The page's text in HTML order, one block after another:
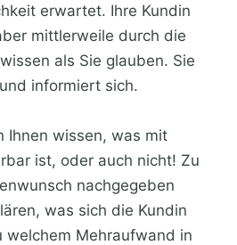
erwartet. Ihre Kundin
mittlerweile durch die
als Sie glauben. Sie
informiert sich.
Ihnen wissen, was mit
ist, oder auch nicht! Zu
nachgegeben
was sich die Kundin
welchem Mehraufwand in